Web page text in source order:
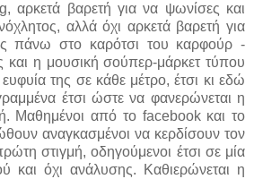
αρκετά βαρετή για να ψωνίσες και
αλλά όχι αρκετά βαρετή για
πάνω στο καρότσι του καρφούρ -
και η μουσική σούπερ-μάρκετ τύπου
της σε κάθε μέτρο, έτσι κι εδώ
έτσι ώστε να φανερώνεται η
Μαθημένοι από το facebook και το
αναγκασμένοι να κερδίσουν τον
στιγμή, οδηγούμενοι έτσι σε μία
και όχι ανάλυσης. Καθιερώνεται η